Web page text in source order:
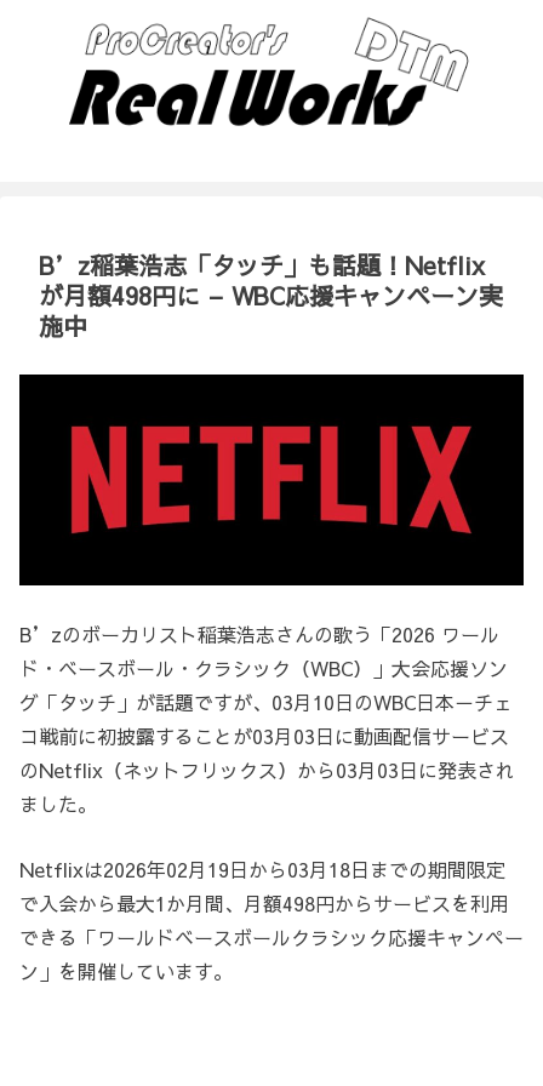
B’z稲葉浩志「タッチ」も話題！Netflix
が月額498円に – WBC応援キャンペーン実
施中
B’zのボーカリスト稲葉浩志さんの歌う「2026 ワール
ド・ベースボール・クラシック（WBC）」大会応援ソン
グ「タッチ」が話題ですが、03月10日のWBC日本－チェ
コ戦前に初披露することが03月03日に動画配信サービス
のNetflix（ネットフリックス）から03月03日に発表され
ました。
Netflixは2026年02月19日から03月18日までの期間限定
で入会から最大1か月間、月額498円からサービスを利用
できる「ワールドベースボールクラシック応援キャンペー
ン」を開催しています。